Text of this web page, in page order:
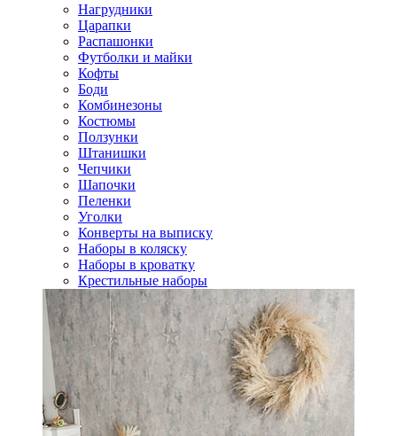
Нагрудники
Царапки
Распашонки
Футболки и майки
Кофты
Боди
Комбинезоны
Костюмы
Ползунки
Штанишки
Чепчики
Шапочки
Пеленки
Уголки
Конверты на выписку
Наборы в коляску
Наборы в кроватку
Крестильные наборы